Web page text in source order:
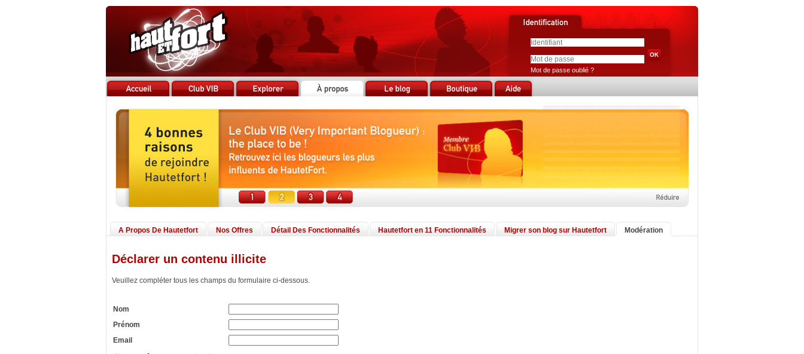
Mot de passe oublié ?
A Propos De Hautetfort Nos Offres Détail Des Fonctionnalités Hautetfort en 11 Fonctionnalités Migrer son blog sur Hautetfort Modération
Déclarer un contenu illicite
Veuillez compléter tous les champs du formulaire ci-dessous.
Nom
Prénom
Email